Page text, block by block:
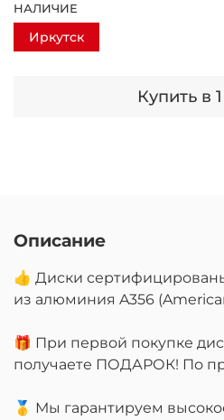
Купить в
НАЛИЧИЕ
Иркутск
Описание
👍 Диски
из алюминия A356
🎁 При первой покупке
получаете ПОДАРОК! По
🥇 Мы гарантируем